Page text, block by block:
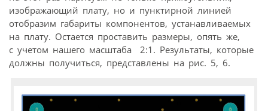
изображающий плату, но и пунктирной линией
отобразим габариты компонентов, устанавливаемых
на плату. Остается проставить размеры, опять же,
с учетом нашего масштаба 2:1. Результаты, которые
должны получиться, представлены на рис. 5, 6.